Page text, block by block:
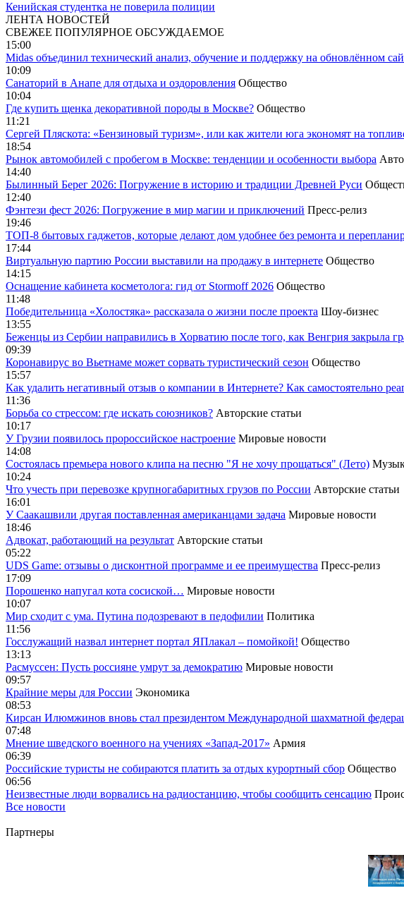
Кенийская студентка не поверила полиции
ЛЕНТА НОВОСТЕЙ
СВЕЖЕЕ ПОПУЛЯРНОЕ ОБСУЖДАЕМОЕ
15:00
Midas объединил технический анализ, обучение и поддержку на обновлённом
10:09
Санаторий в Анапе для отдыха и оздоровления Общество
10:04
Где купить щенка декоративной породы в Москве? Общество
11:21
Сергей Пляскота: «Бензиновый туризм», или как жители юга экономят на
18:54
Рынок автомобилей с пробегом в Москве: тенденции и особенности выбора
14:40
Былинный Берег 2026: Погружение в историю и традиции Древней Руси
12:40
Фэнтези фест 2026: Погружение в мир магии и приключений Пресс-релиз
19:46
ТОП-8 бытовых гаджетов, которые делают дом удобнее без ремонта и
17:44
Виртуальную партию России выставили на продажу в интернете Общество
14:15
Оснащение кабинета косметолога: гид от Stormoff 2026 Общество
11:48
Победительница «Холостяка» рассказала о жизни после проекта Шоу-бизнес
13:55
Беженцы из Сербии направились в Хорватию после того, как Венгрия закрыла
09:39
Коронавирус во Вьетнаме может сорвать туристический сезон Общество
15:57
Как удалить негативный отзыв о компании в Интернете? Как самостоятельно
11:36
Борьба со стрессом: где искать союзников? Авторские статьи
10:17
У Грузии появилось пророссийское настроение Мировые новости
14:08
Cостоялась премьера нового клипа на песню "Я не хочу прощаться" (Лето)
10:24
Что учесть при перевозке крупногабаритных грузов по России Авторские статьи
16:01
У Саакашвили другая поставленная американцами задача Мировые новости
18:46
Адвокат, работающий на результат Авторские статьи
05:22
UDS Game: отзывы о дисконтной программе и ее преимущества Пресс-релиз
17:09
Порошенко напугал кота сосиской… Мировые новости
10:07
Мир сходит с ума. Путина подозревают в педофилии Политика
11:56
Госслужащий назвал интернет портал ЯПлакал – помойкой! Общество
13:13
Расмуссен: Пусть россияне умрут за демократию Мировые новости
09:57
Крайние меры для России Экономика
08:53
Кирсан Илюмжинов вновь стал президентом Международной шахматной
07:48
Мнение шведского военного на учениях «Запад-2017» Армия
06:39
Российские туристы не собираются платить за отдых курортный сбор Общество
06:56
Неизвестные люди ворвались на радиостанцию, чтобы сообщить сенсацию
Все новости
Партнеры